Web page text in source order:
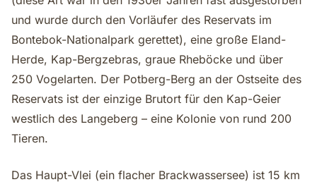
und wurde durch den Vorläufer des Reservats im
Bontebok-Nationalpark gerettet), eine große Eland-
Herde, Kap-Bergzebras, graue Rheböcke und über
250 Vogelarten. Der Potberg-Berg an der Ostseite des
Reservats ist der einzige Brutort für den Kap-Geier
westlich des Langeberg – eine Kolonie von rund 200
Tieren.
Das Haupt-Vlei (ein flacher Brackwassersee) ist 15 km